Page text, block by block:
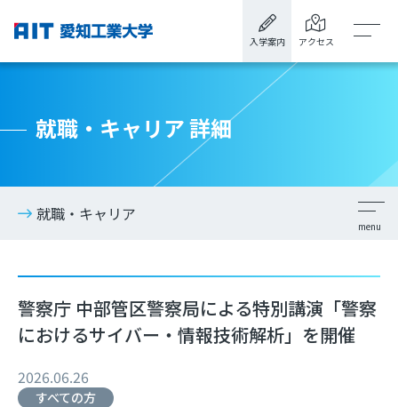
入学案内 アクセス
就職・キャリア 詳細
就職・キャリア
警察庁 中部管区警察局による特別講演「警察
におけるサイバー・情報技術解析」を開催
2026.06.26
すべての方